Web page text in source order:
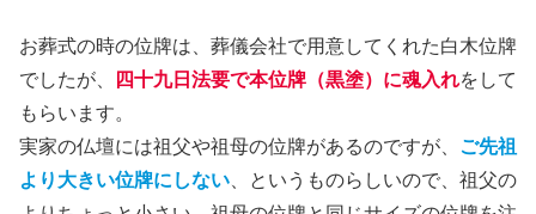
お葬式の時の位牌は、葬儀会社で用意してくれた白木位牌
でしたが、
四十九日法要で本位牌（黒塗）に魂入れをして
もらいます。
実家の仏壇には祖父や祖母の位牌があるのですが、 ご先祖
より大きい位牌にしない 、というものらしいので、祖父の